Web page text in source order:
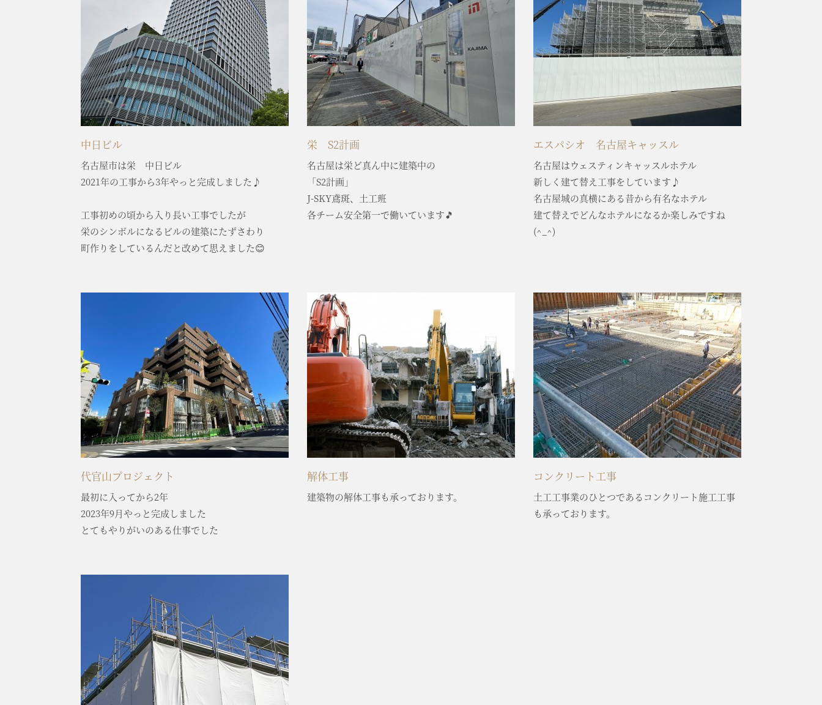
中日ビル
名古屋市は栄 中日ビル
2021年の工事から3年やっと完成しました♪
工事初めの頃から入り長い工事でしたが
栄のシンボルになるビルの建築にたずさわり
町作りをしているんだと改めて思えました😊
栄 S2計画
名古屋は栄ど真ん中に建築中の
「S2計画」
J-SKY鳶斑、土工班
各チーム安全第一で働いています🎵
エスパシオ 名古屋キャッスル
名古屋はウェスティンキャッスルホテル
新しく建て替え工事をしています♪
名古屋城の真横にある昔から有名なホテル
建て替えでどんなホテルになるか楽しみですね
(^_^)
代官山プロジェクト
最初に入ってから2年
2023年9月やっと完成しました
とてもやりがいのある仕事でした
解体工事
建築物の解体工事も承っております。
コンクリート工事
土工工事業のひとつであるコンクリート施工工事
も承っております。